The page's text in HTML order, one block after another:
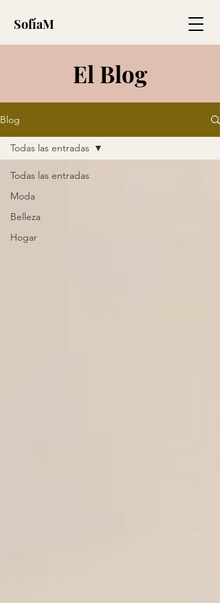
SofíaM
El Blog
Blog
Todas las entradas
Moda
Belleza
Hogar
Todas las entradas